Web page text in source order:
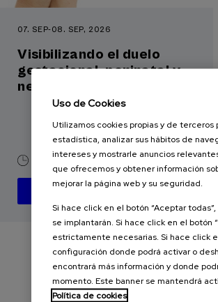
07. SEP-08. SEP, 2026
Visibilizando el duelo
gestacional, perinatal y
neonatal
Español .
plazas
pasada
de
de
finalizado
Uso de Cookies
Utilizamos cookies propias y de terceros
estadística, analizar sus hábitos de
intereses y mostrarle anuncios
que ofrecemos y obtener información
mejorar la página web y su seguridad.
Si hace click en el botón “Aceptar
se implantarán. Si hace click en el botón
estrictamente necesarias. Si hace click
configuración donde podrá activar o
encontrará más información y donde
momento. Este banner se mantendrá
Política de cookies